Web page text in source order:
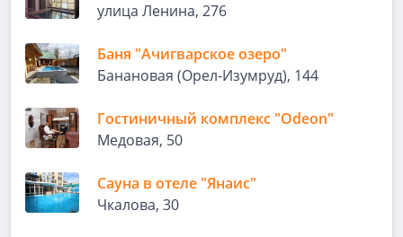
улица Ленина, 276
Баня "Ачигварское озеро"
Банановая (Орел-Изумруд), 144
Гостиничный комплекс "Odeon"
Медовая, 50
Сауна в отеле "Янаис"
Чкалова, 30